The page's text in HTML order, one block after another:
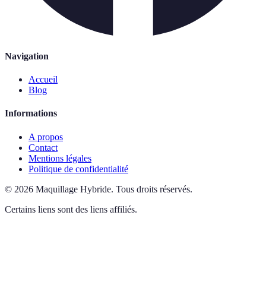
Navigation
Accueil
Blog
Informations
A propos
Contact
Mentions légales
Politique de confidentialité
© 2026 Maquillage Hybride. Tous droits réservés.
Certains liens sont des liens affiliés.